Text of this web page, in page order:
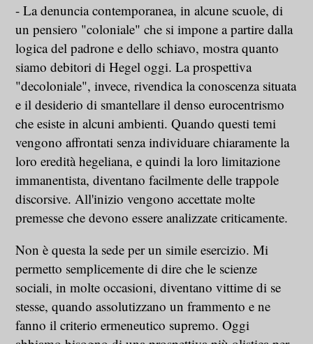
- La denuncia contemporanea, in alcune scuole, di
un pensiero "coloniale" che si impone a partire dalla
logica del padrone e dello schiavo, mostra quanto
siamo debitori di Hegel oggi. La prospettiva
"decoloniale", invece, rivendica la conoscenza situata
e il desiderio di smantellare il denso eurocentrismo
che esiste in alcuni ambienti. Quando questi temi
vengono affrontati senza individuare chiaramente la
loro eredità hegeliana, e quindi la loro limitazione
immanentista, diventano facilmente delle trappole
discorsive. All'inizio vengono accettate molte
premesse che devono essere analizzate criticamente.
Non è questa la sede per un simile esercizio. Mi
permetto semplicemente di dire che le scienze
sociali, in molte occasioni, diventano vittime di se
stesse, quando assolutizzano un frammento e ne
fanno il criterio ermeneutico supremo. Oggi